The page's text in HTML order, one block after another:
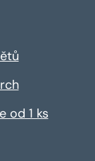
od 1 ks